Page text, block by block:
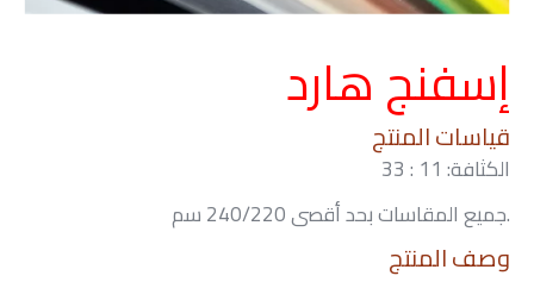
إسفنج هارد
قياسات المنتج
الكثافة: 11 : 33
جميع المقاسات بحد أقصى 240/220 سم.
وصف المنتج